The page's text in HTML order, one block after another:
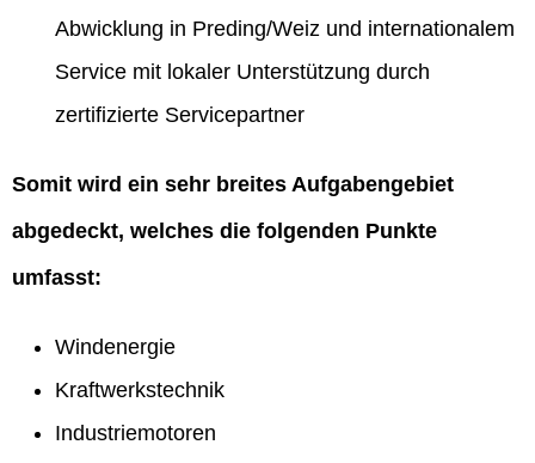
Abwicklung in Preding/Weiz und internationalem
Service mit lokaler Unterstützung durch
zertifizierte Servicepartner
Somit wird ein sehr breites Aufgabengebiet
abgedeckt, welches die folgenden Punkte
umfasst:
Windenergie
Kraftwerkstechnik
Industriemotoren